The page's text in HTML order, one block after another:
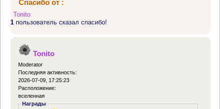
Спасибо от :
Tonito
1 пользователь сказал спасибо!
Tonito
Moderator
Последняя активность:
2026-07-09, 17:25:23
Расположение:
вселенная
Награды